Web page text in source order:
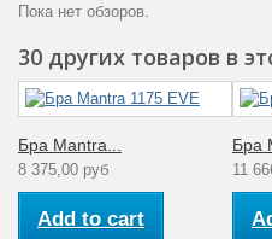
Пока нет обзоров.
30 других товаров в
Бра Mantra...
8 375,00 руб
Add to cart
Бра
11